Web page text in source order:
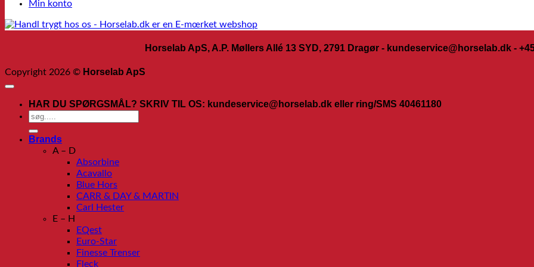
Min konto
Horselab ApS, A.P. Møllers Allé 13 SYD, 2791 Dragør - kundeservice@horselab.dk -
Copyright 2026 © Horselab ApS
HAR DU SPØRGSMÅL? SKRIV TIL OS: kundeservice@horselab.dk eller ring/SMS 40461180
Søg
efter:
Brands
A – D
Absorbine
Acavallo
Blue Hors
CARR & DAY & MARTIN
Carl Hester
E – H
EQest
Euro-Star
Finesse Trenser
Fleck